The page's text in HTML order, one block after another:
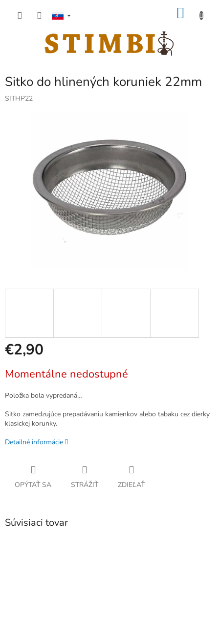
Sitko do hlinených koruniek 22mm
SITHP22
€2,90
cena:
Momentálne nedostupné
Položka bola vypredaná…
Sitko zamedzujúce prepadávaniu kamienkov alebo tabaku cez dierky
klasickej korunky.
Detailné informácie
OPÝTAŤ SA STRÁŽIŤ ZDIEĽAŤ
Súvisiaci tovar